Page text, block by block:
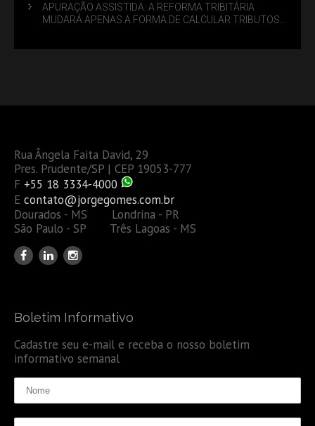
APURAÇÃO ASSISTIDA: A REFORMA TRIBITÁRIA
MUDARÁ APENAS A FORMA DE CALCULAR TRIBUTOS
Rua Ângela Faita David, 29
Pres. Prudente/SP | CEP 19053-777
F +55 18 3334-4000
E contato@jorgegomes.com.br
Dourados - MS Londrina - PR
São Paulo - SP Três Lagoas - MS
Boletim Informativo
Cadastre seu e-mail e receba o nosso boletim
informativo semanal